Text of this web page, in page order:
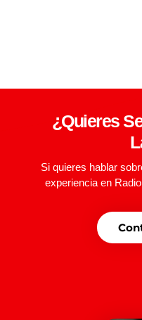
¿Quieres
Si quieres hablar
experiencia en